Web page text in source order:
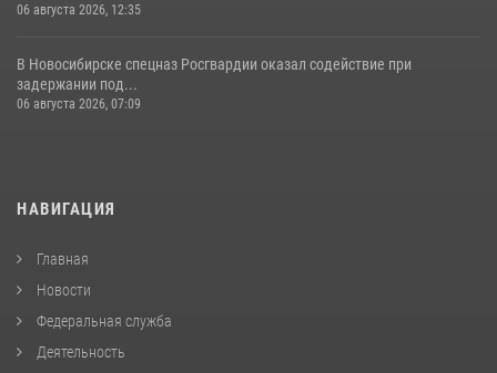
06 августа 2026, 12:35
В Новосибирске спецназ Росгвардии оказал содействие при
задержании под...
06 августа 2026, 07:09
НАВИГАЦИЯ
Главная
Новости
Федеральная служба
Деятельность